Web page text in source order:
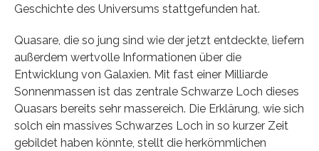
Geschichte des Universums stattgefunden hat.
Quasare, die so jung sind wie der jetzt entdeckte, liefern
außerdem wertvolle Informationen über die
Entwicklung von Galaxien. Mit fast einer Milliarde
Sonnenmassen ist das zentrale Schwarze Loch dieses
Quasars bereits sehr massereich. Die Erklärung, wie sich
solch ein massives Schwarzes Loch in so kurzer Zeit
gebildet haben könnte, stellt die herkömmlichen